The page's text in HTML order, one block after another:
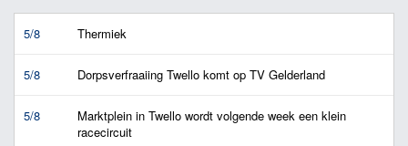
5/8 Thermiek
5/8 Dorpsverfraaiing Twello komt op TV Gelderland
5/8
Marktplein in Twello wordt volgende week een klein
racecircuit